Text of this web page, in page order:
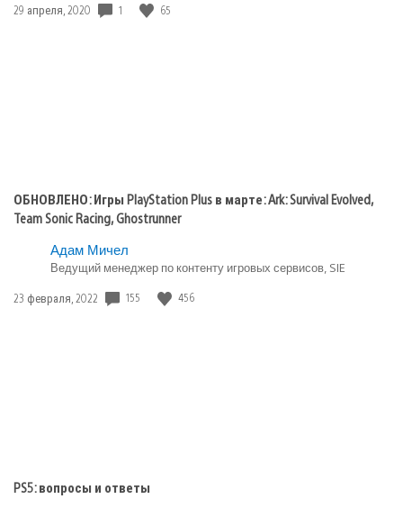
Дата
29 апреля, 2020 1 65
ОБНОВЛЕНО: Игры PlayStation Plus в марте: Ark: Survival Evolved,
Team Sonic Racing, Ghostrunner
Адам Мичел
Ведущий менеджер по контенту игровых сервисов, SIE
Дата
23 февраля, 2022 155 456
PS5: вопросы и ответы